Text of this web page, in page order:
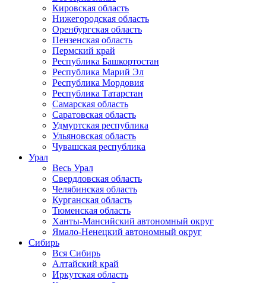
Кировская область
Нижегородская область
Оренбургская область
Пензенская область
Пермский край
Республика Башкортостан
Республика Марий Эл
Республика Мордовия
Республика Татарстан
Самарская область
Саратовская область
Удмуртская республика
Ульяновская область
Чувашская республика
Урал
Весь Урал
Свердловская область
Челябинская область
Курганская область
Тюменская область
Ханты-Мансийский автономный округ
Ямало-Ненецкий автономный округ
Сибирь
Вся Сибирь
Алтайский край
Иркутская область